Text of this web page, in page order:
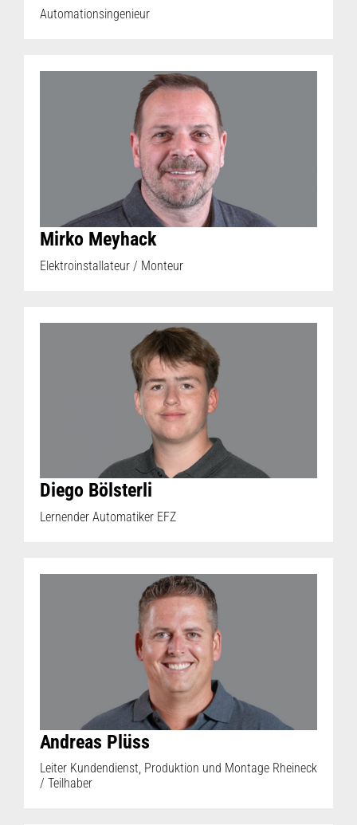
Automationsingenieur
Mirko Meyhack
Elektroinstallateur / Monteur
Diego Bölsterli
Lernender Automatiker EFZ
Andreas Plüss
Leiter Kundendienst, Produktion und Montage Rheineck
/ Teilhaber